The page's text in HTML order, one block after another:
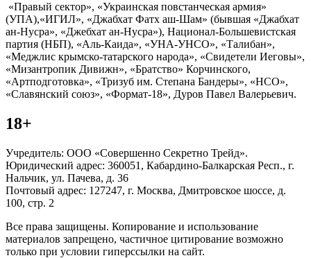
«Правый сектор», «Украинская повстанческая армия»
(УПА),«ИГИЛ», «Джабхат Фатх аш-Шам» (бывшая «Джабхат
ан-Нусра», «Джебхат ан-Нусра»), Национал-Большевистская
партия (НБП), «Аль-Каида», «УНА-УНСО», «Талибан»,
«Меджлис крымско-татарского народа», «Свидетели Иеговы»,
«Мизантропик Дивижн», «Братство» Корчинского,
«Артподготовка», «Тризуб им. Степана Бандеры», «НСО»,
«Славянский союз», «Формат-18», Дуров Павел Валерьевич.
18+
Учредитель: ООО «Совершенно Секретно Трейд».
Юридический адрес: 360051, Кабардино-Балкарская Респ., г.
Нальчик, ул. Пачева, д. 36
Почтовый адрес: 127247, г. Москва, Дмитровское шоссе, д.
100, стр. 2
Все права защищены. Копирование и использование
материалов запрещено, частичное цитирование возможно
только при условии гиперссылки на сайт.